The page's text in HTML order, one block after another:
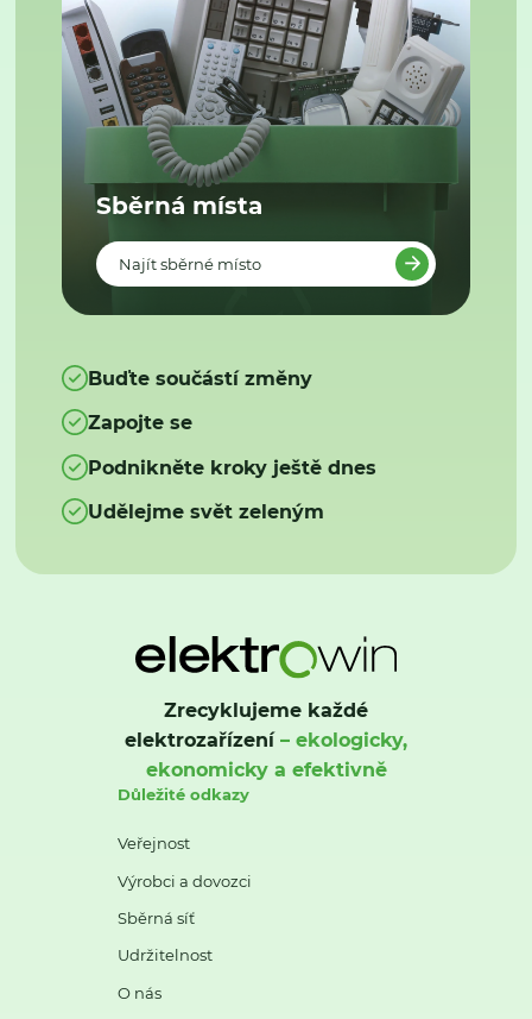
Sběrná místa
Najít sběrné místo
Buďte součástí změny
Zapojte se
Podnikněte kroky ještě dnes
Udělejme svět zeleným
Zrecyklujeme každé
elektrozařízení– ekologicky,
ekonomicky a efektivně
Důležité odkazy
Veřejnost
Výrobci a dovozci
Sběrná síť
Udržitelnost
O nás